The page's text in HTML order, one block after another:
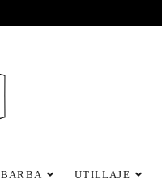
BARBA UTILLAJE